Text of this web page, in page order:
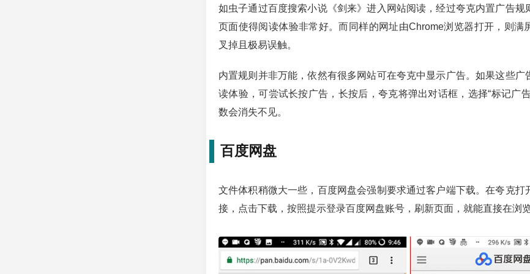
如虫子通过百度搜索小说《剑来》进入网站阅读，经过夸克内置广告规
页面使得阅读体验非常好。而同样的网址由Chrome浏览器打开，则满
叉掉且极易误触。
内置规则并非万能，依然有很多网站可在夸克中显示广告。如果这些广
读体验，可尝试长按广告，长按后，夸克将弹出对话框，选择“标记广
数会消失不见。
百度网盘
文件体积稍微大一些，百度网盘会强制要求通过客户端下载。在夸克打
接，点击下载，按照提示登录百度网盘账号，刷新页面，就能直接在浏